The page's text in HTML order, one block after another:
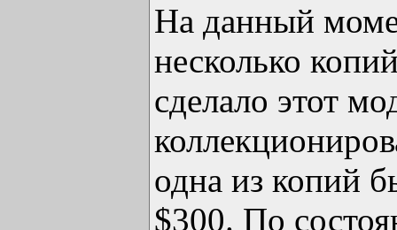
На данный
несколько
сделало этот
одна из копий
$300. По